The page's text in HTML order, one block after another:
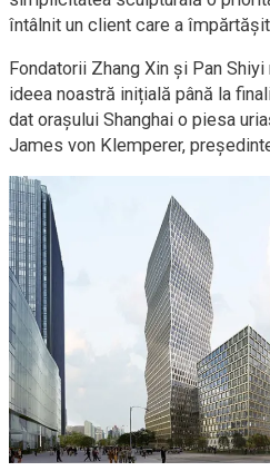
întâlnit un client care a
Fondatorii Zhang Xin și Pan
ideea noastră inițială până la
dat orașului Shanghai o piesa
James von Klemperer,